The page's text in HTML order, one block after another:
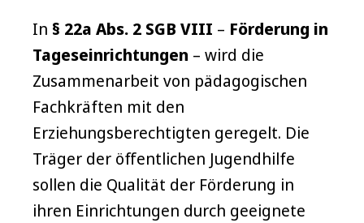
In § 22a Abs. 2 SGB VIII – Förderung in
Tageseinrichtungen – wird die
Zusammenarbeit von pädagogischen
Fachkräften mit den
Erziehungsberechtigten geregelt. Die
Träger der öffentlichen Jugendhilfe
sollen die Qualität der Förderung in
ihren Einrichtungen durch geeignete